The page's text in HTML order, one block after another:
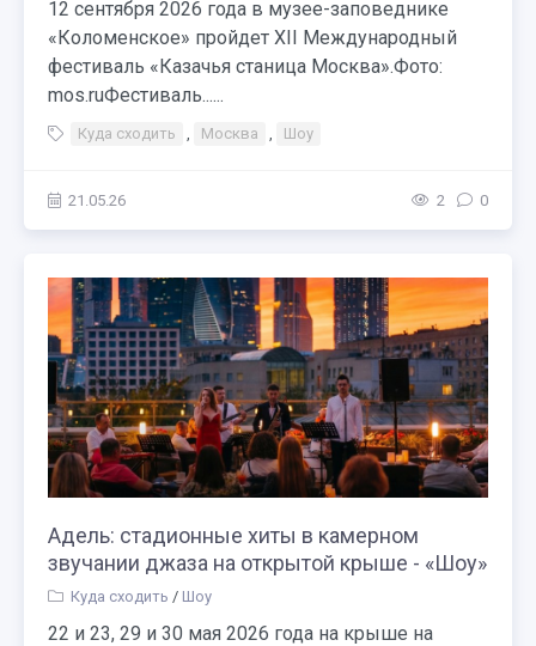
12 сентября 2026 года в музее-заповеднике
«Коломенское» пройдет XII Международный
фестиваль «Казачья станица Москва».Фото:
mos.ruФестиваль......
Куда сходить , Москва , Шоу
21.05.26 2 0
Адель: стадионные хиты в камерном
звучании джаза на открытой крыше - «Шоу»
Куда сходить / Шоу
22 и 23, 29 и 30 мая 2026 года на крыше на